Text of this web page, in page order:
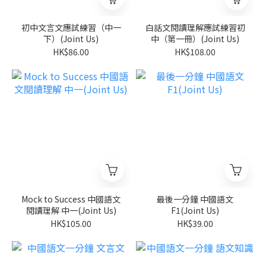
初中文言文應試練習（中一
下）(Joint Us)
HK$86.00
白話文閱讀理解應試練習初
中（第一冊）(Joint Us)
HK$108.00
Mock to Success 中國語文
閱讀理解 中一(Joint Us)
HK$105.00
最後一分鐘 中國語文
F1(Joint Us)
HK$39.00